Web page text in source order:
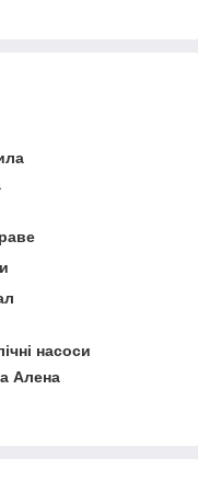
насоси
Алена